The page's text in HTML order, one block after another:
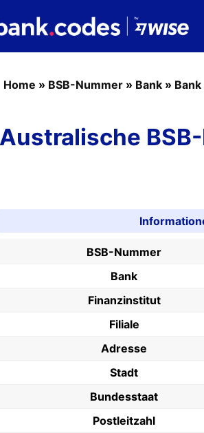
Home » BSB-Nummer » Bank »
Australische
BSB-Nummer
Bank
Finanzinstitut
Filiale
Adresse
Stadt
Bundesstaat
Postleitzahl